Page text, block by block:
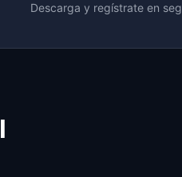
Descarga y regístrate en